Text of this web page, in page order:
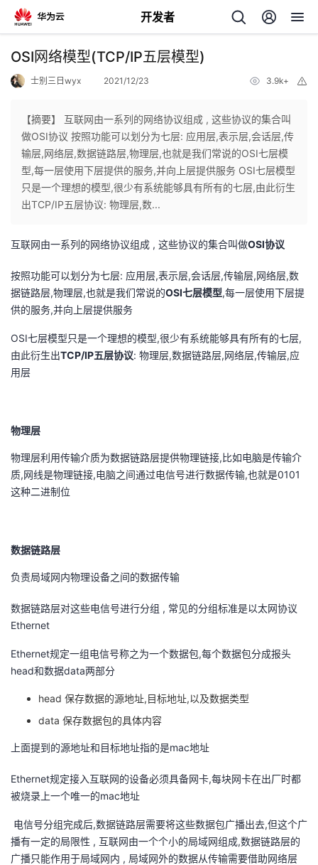
开发者
返
个
人
主
页
我
的
开
发
者
我
客
论
的
子
我
直
播
的
活
动
我
的
关
注
我
的
开
发
者
我
课
程
的
认
我
的
验
我
收
我
的
Programs
我
的
支
的
术
支
持
我
云
声
建
议
OSI网络模型(TCP/IP五层模型)
士别三日wyx 2021/12/23 3.9k+
【摘要】 互联网由一系列的网络协议组成 , 这些协议的集合叫
做OSI协议 按照功能可以划分为七层: 应用层,表示层,会话层,传
输层,网络层,数据链路层,物理层,也就是我们常说的OSI七层模
型,每一层使用下层提供的服务,并向上层提供服务 OSI七层模型
只是一个理想的模型,很少有系统能够具有所有的七层,由此衍生
出TCP/IP五层协议: 物理层,数...
互联网由一系列的网络协议组成 , 这些协议的集合叫做OSI协议
按照功能可以划分为七层: 应用层,表示层,会话层,传输层,网络层,数
据链路层,物理层,也就是我们常说的OSI七层模型,每一层使用下层提
供的服务,并向上层提供服务
OSI七层模型只是一个理想的模型,很少有系统能够具有所有的七层,
由此衍生出TCP/IP五层协议: 物理层,数据链路层,网络层,传输层,应
用层
物理层
物理层利用传输介质为数据链路层提供物理链接,比如电脑是传输介
质,网线是物理链接,电脑之间通过电信号进行数据传输,也就是0101
这种二进制位
数据链路层
负责局域网内物理设备之间的数据传输
数据链路层对这些电信号进行分组 , 常见的分组标准是以太网协议
Ethernet
Ethernet规定一组电信号称之为一个数据包,每个数据包分成报头
head和数据data两部分
head 保存数据的源地址,目标地址,以及数据类型
data 保存数据包的具体内容
上面提到的源地址和目标地址指的是mac地址
Ethernet规定接入互联网的设备必须具备网卡,每块网卡在出厂时都
被烧录上一个唯一的mac地址
电信号分组完成后,数据链路层需要将这些数据包广播出去,但这个广
播有一定的局限性 , 互联网由一个个小的局域网组成,数据链路层的
广播只能作用于局域网内 , 局域网外的数据从传输需要借助网络层